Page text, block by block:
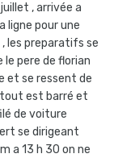
, arrivée a
ligne pour une
, les preparatifs se
pere de florian
et se ressent de
tout est barré et
de voiture
se dirigeant
a 13 h 30 on ne